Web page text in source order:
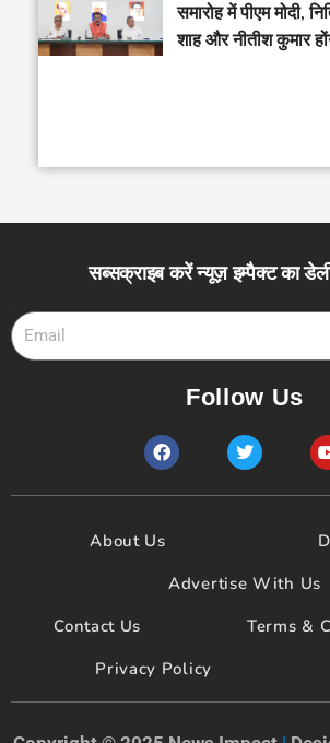
समारोह में पीएम मोदी,
शाह और नीतीश कुमार
सब्सक्राइब करें न्यूज़ इम्पैक्ट का
Follow Us
F
a
e
o
T
w
t
About Us
Advertise With Us
Contact Us
Terms &
Privacy Policy